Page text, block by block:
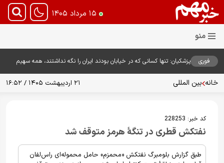
۱۵ مرداد ۱۴۰۵
فوری
پزشکیان: تنها کسانی که در خیابان بودند ایران را نگه نداشتند، همه سهیم
خانه بین المللی ۲۱ اردیبهشت ۱۴۰۵ / ۱۶:۵۲
کد خبر: 228253
نفتکش قطری در تنگهٔ هرمز متوقف شد
طبق گزارش بلومبرگ نفتکش «محمزم» حامل محموله‌ای راس‌لفان